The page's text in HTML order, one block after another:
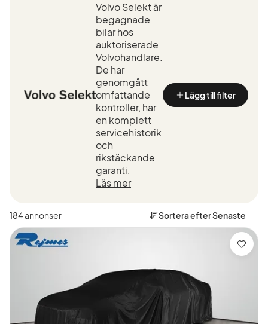
+50
(Plats)
(Tillverkare)
Volvo Selekt är
begagnade
bilar hos
auktoriserade
Volvohandlare.
De har
genomgått
omfattande
kontroller, har
en komplett
servicehistorik
och
rikstäckande
garanti.
Läs mer
Lägg till filter
184 annonser Sortera efterSenaste
Spara